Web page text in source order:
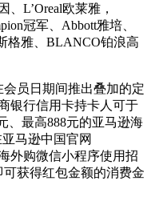
、L’Oreal欧莱雅，
冠军、Abbott雅培、
格雅、BLANCO铂浪高
员日期间推出叠加的定
银行信用卡持卡人可于
、最高888元的亚马逊海
马逊中国官网
外购微信小程序使用招
获得红包金额的消费金